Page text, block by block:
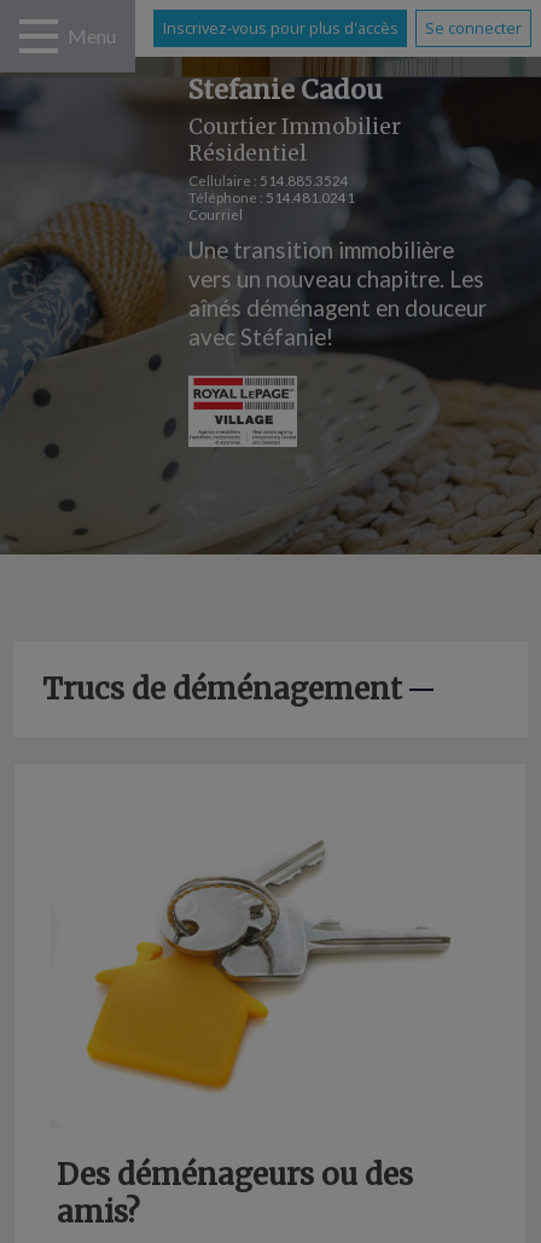
Inscrivez-vous pour plus d'accès Se connecter
Stefanie Cadou
Courtier Immobilier
Résidentiel
Cellulaire : 514.885.3524
Téléphone : 514.481.0241
Courriel
Une transition immobilière
vers un nouveau chapitre. Les
aînés déménagent en douceur
avec Stéfanie!
Menu
Trucs de déménagement
Des déménageurs ou des
amis?